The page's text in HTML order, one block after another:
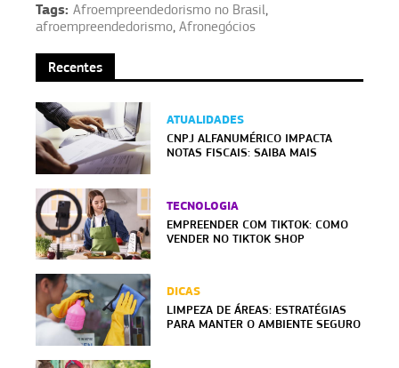
Tags: Afroempreendedorismo no Brasil,
afroempreendedorismo, Afronegócios
Recentes
ATUALIDADES
CNPJ ALFANUMÉRICO IMPACTA
NOTAS FISCAIS: SAIBA MAIS
TECNOLOGIA
EMPREENDER COM TIKTOK: COMO
VENDER NO TIKTOK SHOP
DICAS
LIMPEZA DE ÁREAS: ESTRATÉGIAS
PARA MANTER O AMBIENTE SEGURO